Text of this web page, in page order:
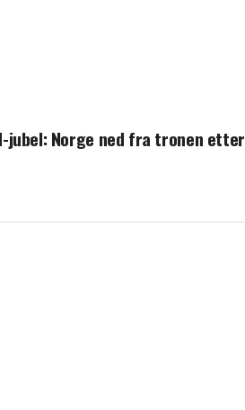
jubel: Norge ned fra tronen etter